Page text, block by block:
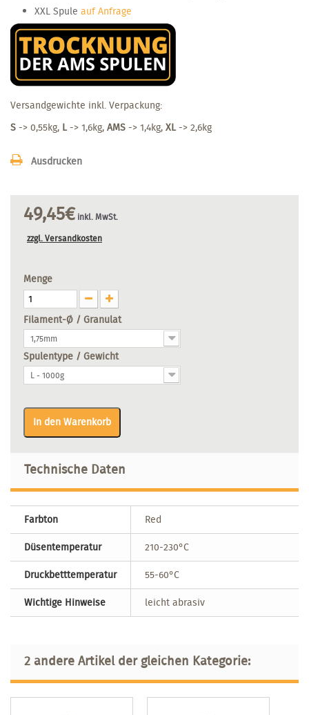
XXL Spule auf Anfrage
Versandgewichte inkl. Verpackung:
S -> 0,55kg, L-> 1,6kg, AMS -> 1,4kg, XL-> 2,6kg
Ausdrucken
49,45€ inkl. MwSt.
zzgl. Versandkosten
Menge
Filament-Ø / Granulat
1,75mm
Spulentype / Gewicht
L - 1000g
In den Warenkorb
Technische Daten
Farbton
Red
Düsentemperatur
210-230°C
Druckbetttemperatur
55-60°C
Wichtige Hinweise
leicht abrasiv
2 andere Artikel der gleichen Kategorie: